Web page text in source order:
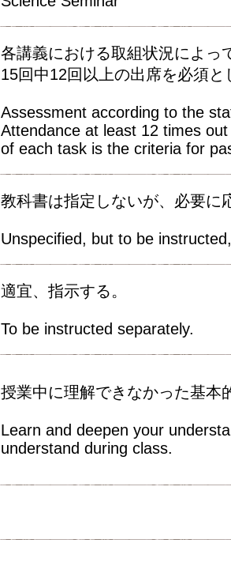
各講義における取組状況によっ
15回中12回以上の出席を必須
Assessment according to the
Attendance at least 12 times
of each task is the criteria for
教科書は指定しないが、必要に
Unspecified, but to be
適宜、指示する。
To be instructed separately.
授業中に理解できなかった基本
Learn and deepen your
understand during class.